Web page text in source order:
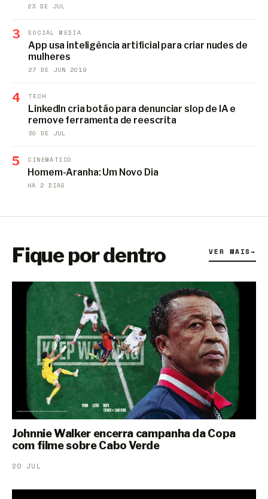
23 DE JUL
3 SOCIAL MEDIA
App usa inteligência artificial para criar nudes de
mulheres
27 DE JUN 2019
4 TECH
LinkedIn cria botão para denunciar slop de IA e
remove ferramenta de reescrita
30 DE JUL
5 CINEMÁTICO
Homem-Aranha: Um Novo Dia
HÁ 2 DIAS
Fique por dentro VER MAIS→
Johnnie Walker encerra campanha da Copa
com filme sobre Cabo Verde
20 JUL